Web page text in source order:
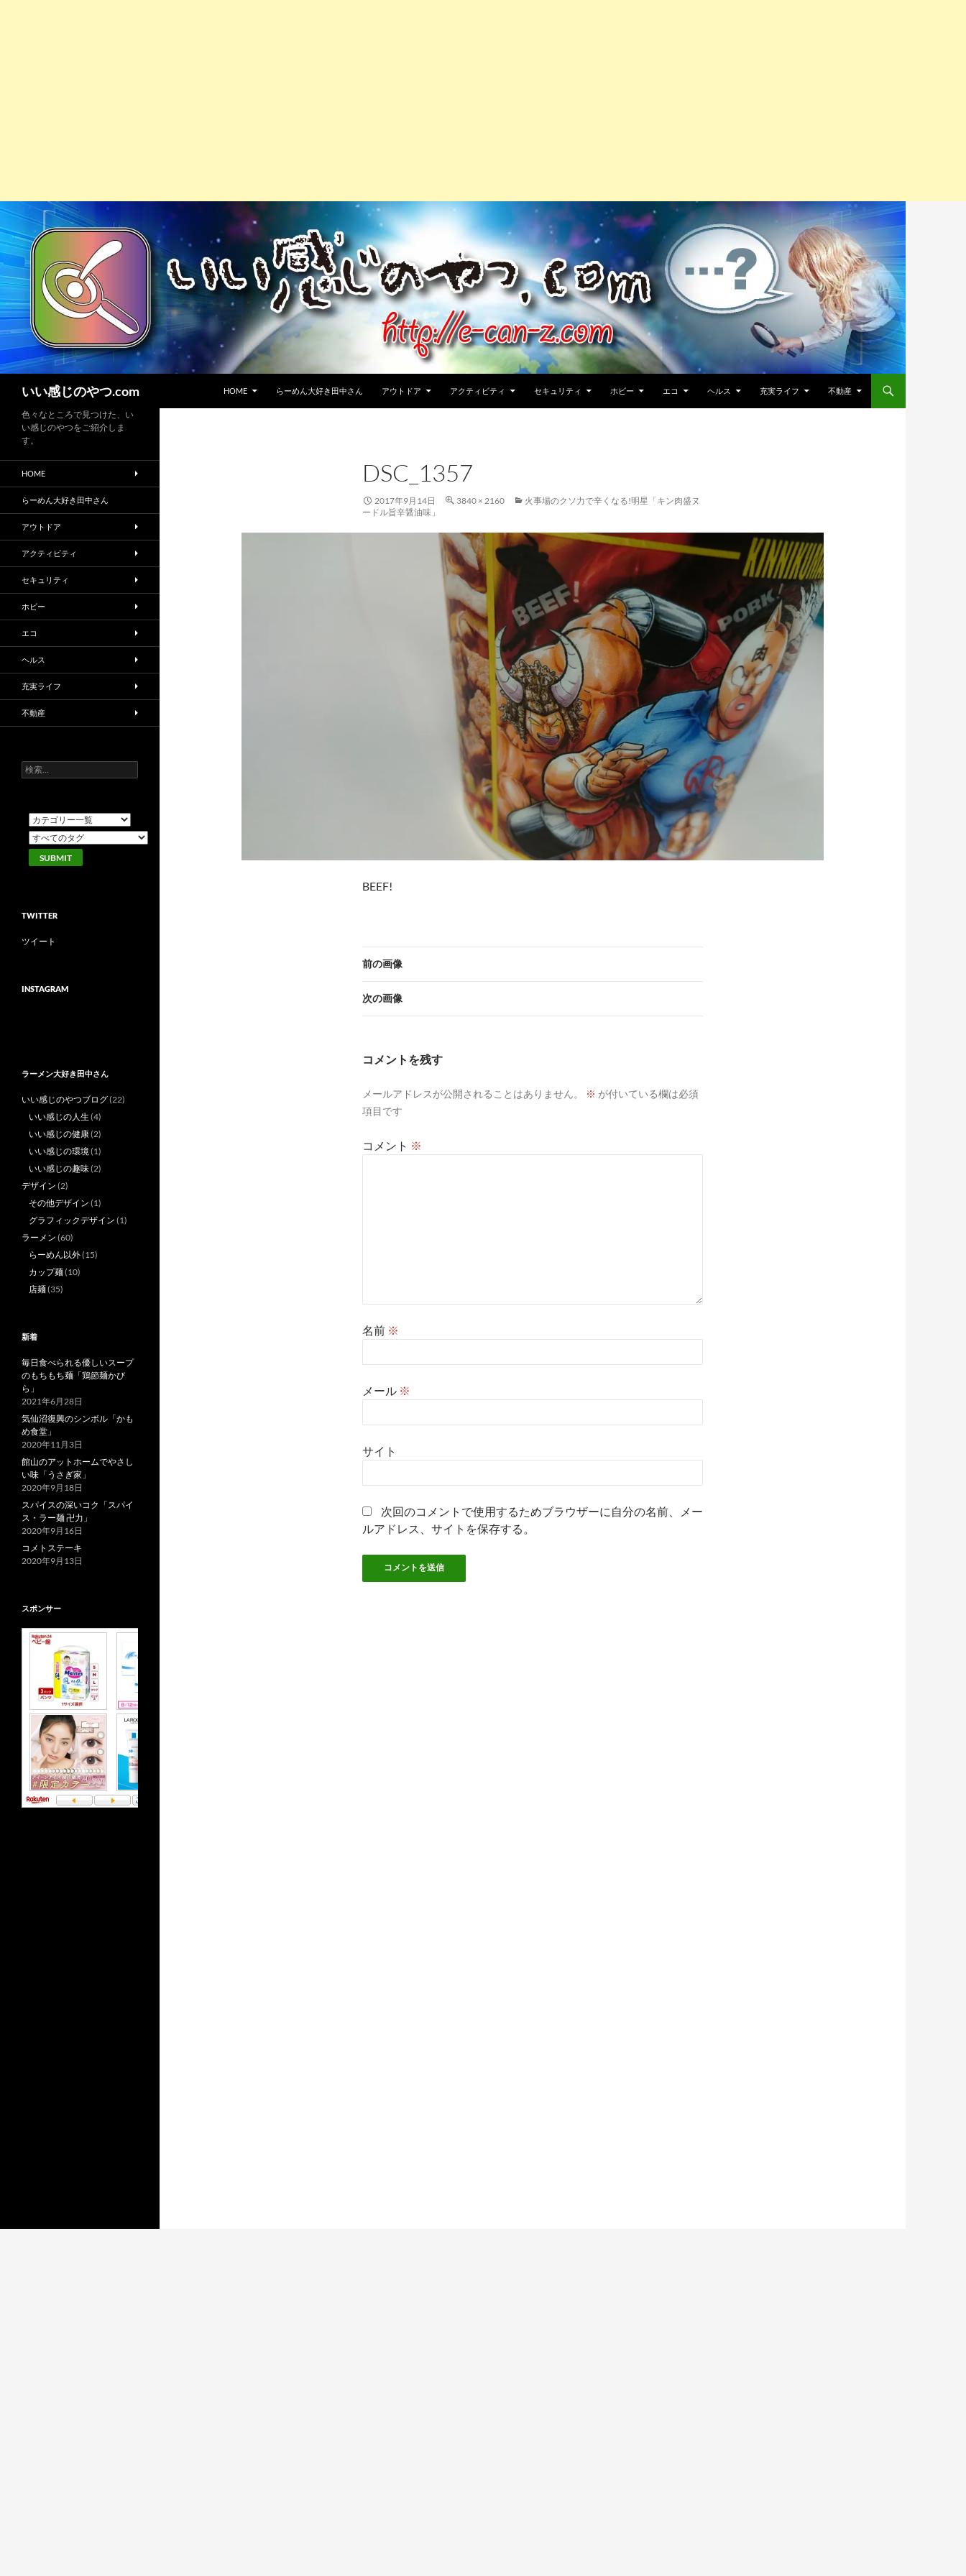
いい感じのやつ.com
HOME
らーめん大好き田中さん アウトドア アクティビティ セキュリティ ホビー エコ ヘルス 充実ライフ 不動産
DSC_1357
2017年9月14日 3840 × 2160
火事場のクソ力で辛くなる!明星「キン肉盛ヌ
ードル旨辛醤油味」
BEEF!
前の画像
次の画像
コメントを残す
メールアドレスが公開されることはありません。 ※ が付いている欄は必須
項目です
コメント ※
名前 ※
メール ※
サイト
次回のコメントで使用するためブラウザーに自分の名前、メー
ルアドレス、サイトを保存する。
色々なところで見つけた、い
い感じのやつをご紹介しま
す。
HOME
らーめん大好き田中さん
アウトドア
アクティビティ
セキュリティ
ホビー
エコ
ヘルス
充実ライフ
不動産
検
索:
TWITTER
ツイート
INSTAGRAM
ラーメン大好き田中さん
いい感じのやつブログ(22)
いい感じの人生 (4)
いい感じの健康(2)
いい感じの環境(1)
いい感じの趣味(2)
デザイン (2)
その他デザイン (1)
グラフィックデザイン (1)
ラーメン (60)
らーめん以外(15)
カップ麺(10)
店麺(35)
新着
毎日食べられる優しいスープ
のもちもち麺「鶏節麺かび
ら」
2021年6月28日
気仙沼復興のシンボル「かも
め食堂」
2020年11月3日
館山のアットホームでやさし
い味「うさぎ家」
2020年9月18日
スパイスの深いコク「スパイ
ス・ラー麺 卍力」
2020年9月16日
コメトステーキ
2020年9月13日
スポンサー